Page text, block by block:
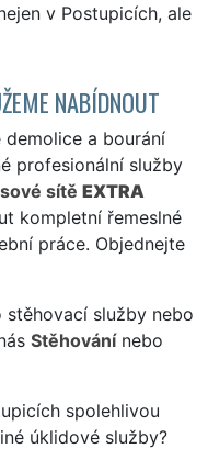
v Postupicích, ale
NABÍDNOUT
demolice a bourání
profesionální služby
sítě EXTRA
kompletní řemeslné
práce. Objednejte
služby nebo
Stěhovánínebo
spolehlivou
úklidové služby?